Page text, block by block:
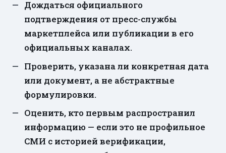
Дождаться официального
подтверждения от пресс-службы
маркетплейса или публикации в его
официальных каналах.
Проверить, указана ли конкретная дата
или документ, а не абстрактные
формулировки.
Оценить, кто первым распространил
информацию — если это не профильное
СМИ с историей верификации,